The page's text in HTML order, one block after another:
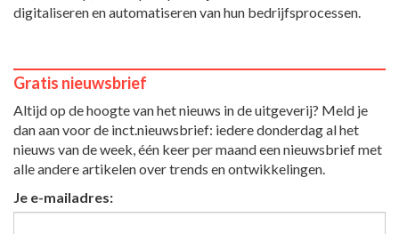
digitaliseren en automatiseren van hun bedrijfsprocessen.
Gratis nieuwsbrief
Altijd op de hoogte van het nieuws in de uitgeverij? Meld je
dan aan voor de inct.nieuwsbrief: iedere donderdag al het
nieuws van de week, één keer per maand een nieuwsbrief met
alle andere artikelen over trends en ontwikkelingen.
Je e-mailadres: